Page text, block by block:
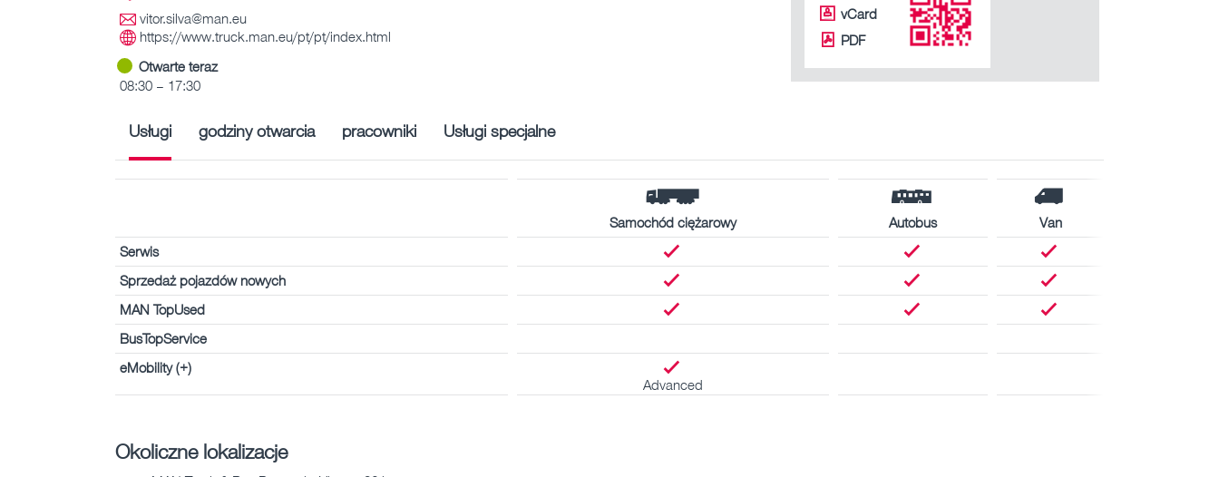
vitor.silva@man.eu
https://www.truck.man.eu/pt/pt/index.html
Otwarte teraz
08:30 – 17:30
vCard
PDF
Usługi godziny otwarcia pracowniki Usługi specjalne
Samochód ciężarowy Autobus
Van
Serwis
Sprzedaż pojazdów nowych
MAN TopUsed
BusTopService
eMobility (+)
Advanced
Okoliczne lokalizacje